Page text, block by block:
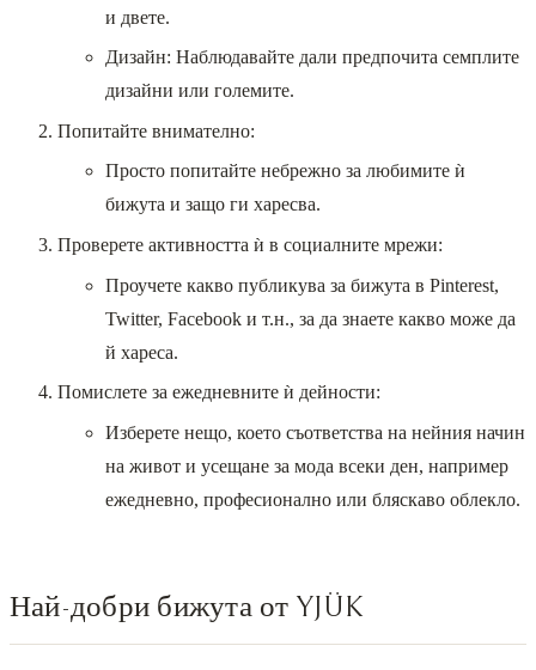
и двете.
Дизайн: Наблюдавайте дали предпочита семплите
дизайни или големите.
Попитайте внимателно:
Просто попитайте небрежно за любимите ѝ
бижута и защо ги харесва.
Проверете активността ѝ в социалните мрежи:
Проучете какво публикува за бижута в Pinterest,
Twitter, Facebook и т.н., за да знаете какво може да
й хареса.
Помислете за ежедневните ѝ дейности:
Изберете нещо, което съответства на нейния начин
на живот и усещане за мода всеки ден, например
ежедневно, професионално или бляскаво облекло.
Най-добри бижута от YJÜK